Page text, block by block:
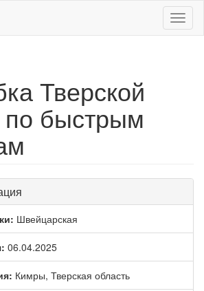
Тверской
по быстрым
Швейцарская
06.04.2025
Кимры, Тверская область